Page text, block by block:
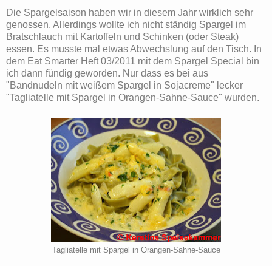
Die Spargelsaison haben wir in diesem Jahr wirklich sehr
genossen. Allerdings wollte ich nicht ständig Spargel im
Bratschlauch mit Kartoffeln und Schinken (oder Steak)
essen. Es musste mal etwas Abwechslung auf den Tisch. In
dem Eat Smarter Heft 03/2011 mit dem Spargel Special bin
ich dann fündig geworden. Nur dass es bei aus
"Bandnudeln mit weißem Spargel in Sojacreme" lecker
"Tagliatelle mit Spargel in Orangen-Sahne-Sauce" wurden.
Tagliatelle mit Spargel in Orangen-Sahne-Sauce